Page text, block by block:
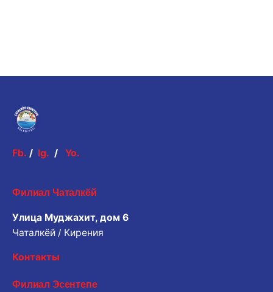
Fb. / Ig. / Yo.
Филиал Чаталкёй
Улица Муджахит, дом 6
Чаталкёй / Кирения
Контакты
Филиал Эсентепе